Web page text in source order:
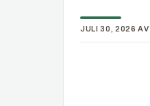
JULI 30, 2026